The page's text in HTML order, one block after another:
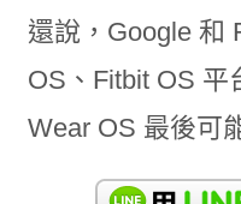
還說，Google 和
OS、Fitbit OS 平
Wear OS 最後可